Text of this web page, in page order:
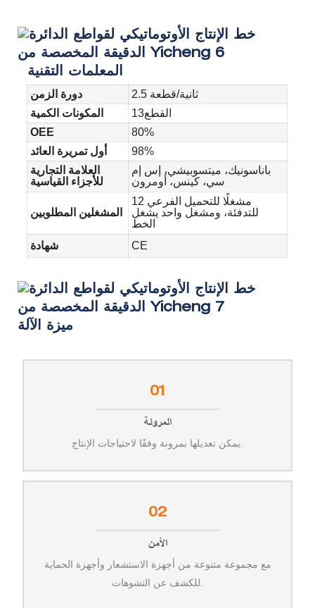
المعلمات التقنية
دورة الزمن
2.5 ثانية/قطعة
المكونات الكمية
القطع13
OEE
80%
أول تمريرة العائد
98%
العلامة التجارية
للأجزاء القياسية
باناسونيك، ميتسوبيشي، إس إم
سي، كينس، أومرون
المشغلين المطلوبين
12 مشغلًا للتحميل الفرعي
للتدفئة، ومشغل واحد يشغل
الخط
شهادة
CE
ميزة الآلة
01
المرونة
يمكن تعديلها بمرونة وفقًا لاحتياجات الإنتاج.
02
الأمن
مع مجموعة متنوعة من أجهزة الاستشعار وأجهزة الحماية
للكشف عن التشوهات.